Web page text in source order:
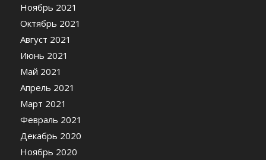
Ноябрь 2021
Октябрь 2021
Август 2021
Июнь 2021
Май 2021
Апрель 2021
Март 2021
Февраль 2021
Декабрь 2020
Ноябрь 2020